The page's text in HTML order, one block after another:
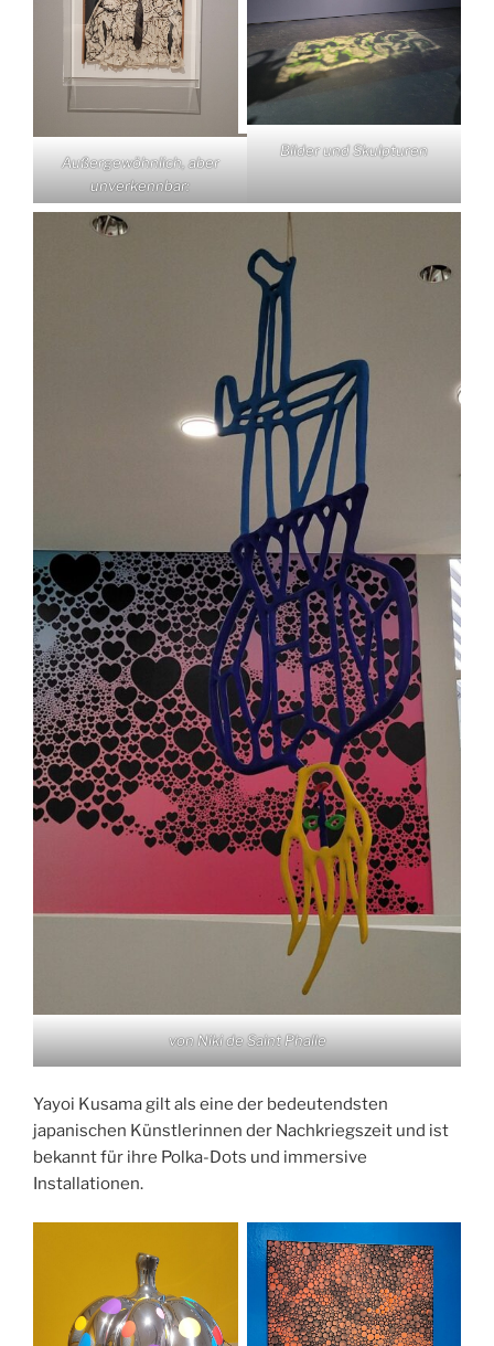
Außergewöhnlich, aber
unverkennbar:
Bilder und Skulpturen
von Niki de Saint Phalle
Yayoi Kusama gilt als eine der bedeutendsten
japanischen Künstlerinnen der Nachkriegszeit und ist
bekannt für ihre Polka-Dots und immersive
Installationen.